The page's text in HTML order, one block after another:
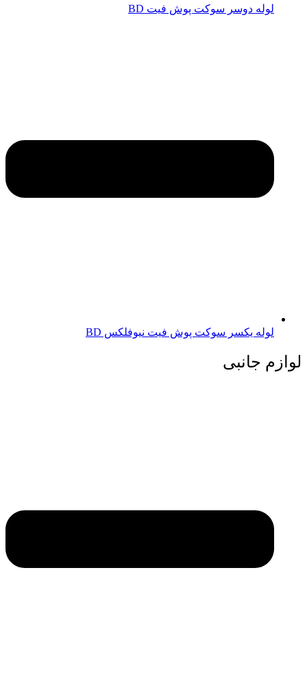
لوله دوسر سوکت پوش فیت BD
لوله یکسر سوکت پوش فیت نیوفلکس BD
لوازم جانبی